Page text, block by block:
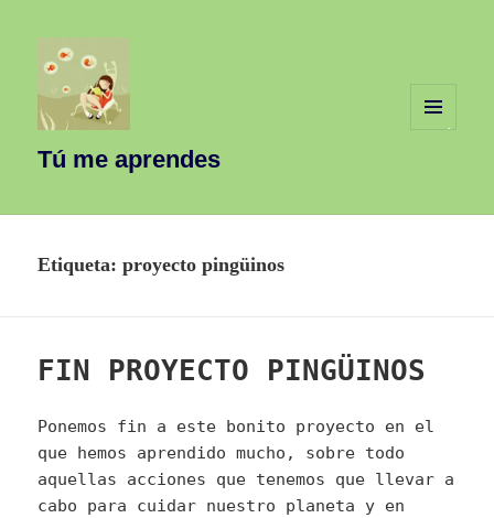
Tú me aprendes
Etiqueta:proyecto pingüinos
FIN PROYECTO PINGÜINOS
Ponemos fin a este bonito proyecto en el
que hemos aprendido mucho, sobre todo
aquellas acciones que tenemos que llevar a
cabo para cuidar nuestro planeta y en